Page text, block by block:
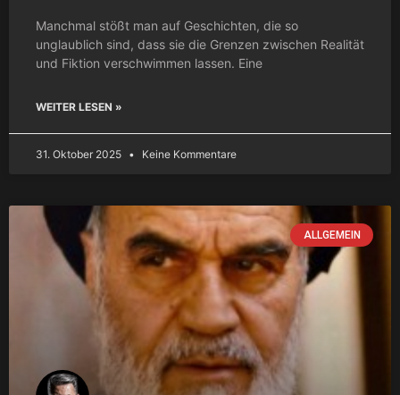
Manchmal stößt man auf Geschichten, die so
unglaublich sind, dass sie die Grenzen zwischen Realität
und Fiktion verschwimmen lassen. Eine
WEITER LESEN »
31. Oktober 2025 Keine Kommentare
ALLGEMEIN